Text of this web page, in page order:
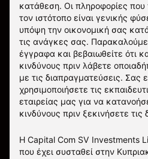
κατάθεση. Οι πληροφορίες που
τον ιστότοπο είναι γενικής
υπόψη την οικονομική σας
τις ανάγκες σας.
έγγραφα και βεβαιωθείτε ότι
κινδύνους πριν λάβετε
με τις διαπραγματεύσεις. Σας
χρησιμοποιήσετε τις
εταιρείας μας για να
κινδύνους πριν ξεκινήσετε τις
Η Capital Com SV Investments
που έχει συσταθεί στην